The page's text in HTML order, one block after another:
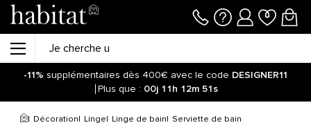
-11% supplémentaires dès 400€ avec le code DESIGNER11
Plus que : 00j 11h 12m 51s
Décoration Linge Linge de bain Serviette de bain